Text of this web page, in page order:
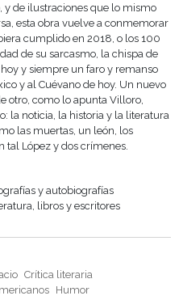
y de ilustraciones que lo mismo
esta obra vuelve a conmemorar
cumplido en 2018, o los 100
de su sarcasmo, la chispa de
y siempre un faro y remanso
y al Cuévano de hoy. Un nuevo
otro, como lo apunta Villoro,
la noticia, la historia y la literatura
las muertas, un león, los
tal López y dos crímenes.
y autobiografías
libros y escritores
Crítica literaria
Humor